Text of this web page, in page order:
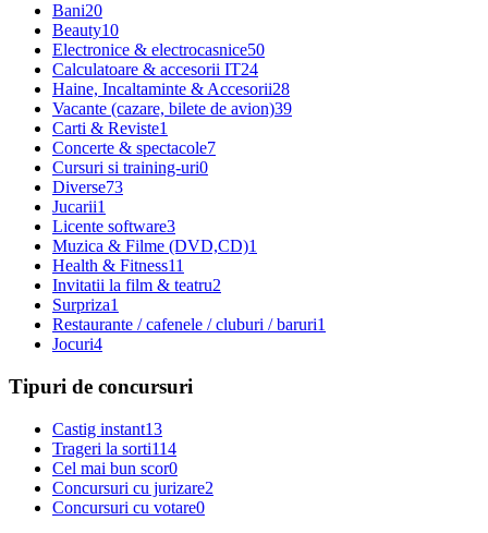
Bani20
Beauty10
Electronice & electrocasnice50
Calculatoare & accesorii IT24
Haine, Incaltaminte & Accesorii28
Vacante (cazare, bilete de avion)39
Carti & Reviste1
Concerte & spectacole7
Cursuri si training-uri0
Diverse73
Jucarii1
Licente software3
Muzica & Filme (DVD,CD)1
Health & Fitness11
Invitatii la film & teatru2
Surpriza1
Restaurante / cafenele / cluburi / baruri1
Jocuri4
Tipuri de concursuri
Castig instant13
Trageri la sorti114
Cel mai bun scor0
Concursuri cu jurizare2
Concursuri cu votare0